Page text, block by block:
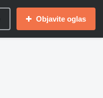
Objavite oglas